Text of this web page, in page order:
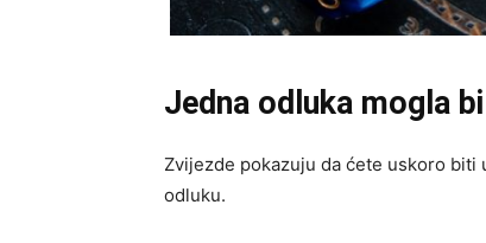
Jedna odluka mogla
Zvijezde pokazuju da ćete uskoro
odluku.